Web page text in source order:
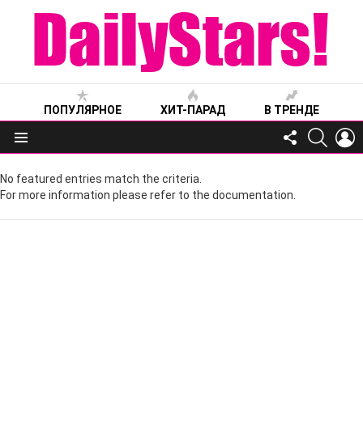
ПОПУЛЯРНОЕ ХИТ-ПАРАД В ТРЕНДЕ
Меню
FOLLOW
US
No featured entries match the criteria.
For more information please refer to the documentation.